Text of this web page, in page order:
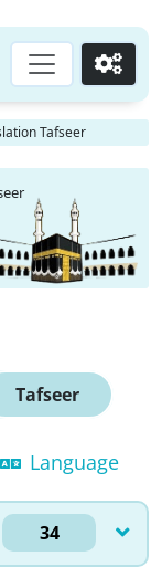
Go
Tafseer
Tafseer
Language
34